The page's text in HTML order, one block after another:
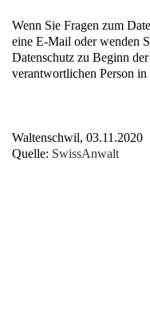
Wenn Sie Fragen zum
eine E-Mail oder wenden
Datenschutz zu Beginn
verantwortlichen Person in
Waltenschwil, 03.11.2020
Quelle: SwissAnwalt